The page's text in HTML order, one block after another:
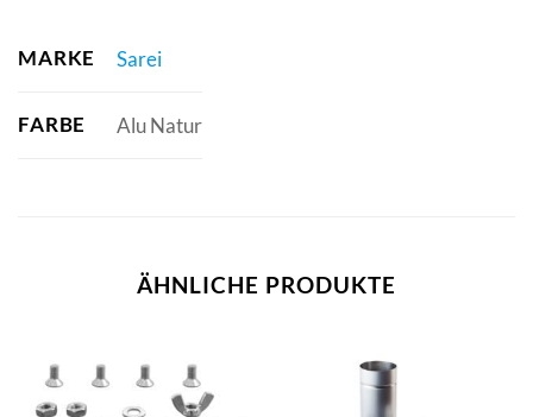
MARKE Sarei
FARBE Alu Natur
ÄHNLICHE PRODUKTE